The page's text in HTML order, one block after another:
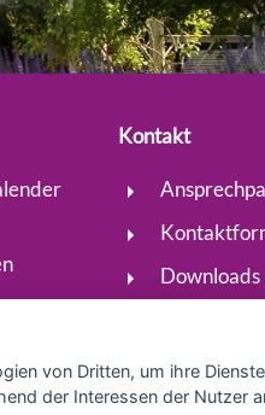
Kontakt
Downloads
von Dritten, um ihre
der Interessen der Nutzer